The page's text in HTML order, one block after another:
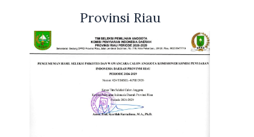
Provinsi Riau